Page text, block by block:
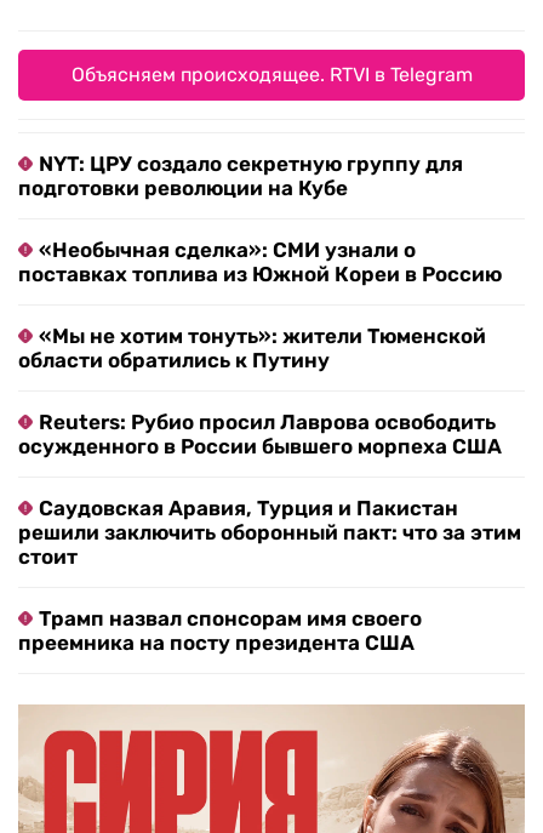
Объясняем происходящее. RTVI в Telegram
NYT: ЦРУ создало секретную группу для
подготовки революции на Кубе
«Необычная сделка»: СМИ узнали о
поставках топлива из Южной Кореи в Россию
«Мы не хотим тонуть»: жители Тюменской
области обратились к Путину
Reuters: Рубио просил Лаврова освободить
осужденного в России бывшего морпеха США
Саудовская Аравия, Турция и Пакистан
решили заключить оборонный пакт: что за этим
стоит
Трамп назвал спонсорам имя своего
преемника на посту президента США